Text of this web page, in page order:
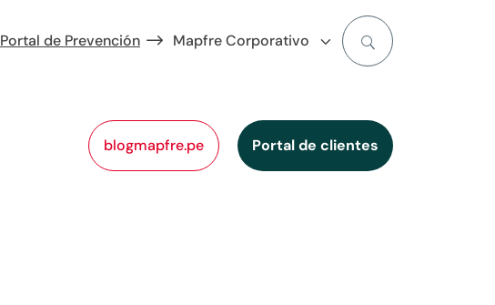
Portal de Prevención Mapfre Corporativo
blogmapfre.pe Portal de clientes